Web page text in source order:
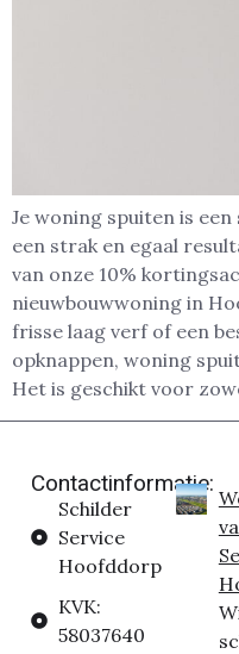
Je woning spuiten is
een strak en egaal
van onze 10%
nieuwbouwwoning in
frisse laag verf of een
opknappen, woning
Het is geschikt voor
Contactinformatie:
Schilder
Service
Hoofddorp
KVK:
58037640